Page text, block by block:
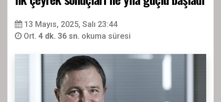
13 Mayıs, 2025, Salı 23:44
Ort. 4 dk. 36 sn. okuma süresi